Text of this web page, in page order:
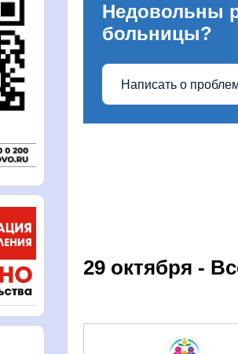
Недовольны
больницы?
Написать о
29 октября -